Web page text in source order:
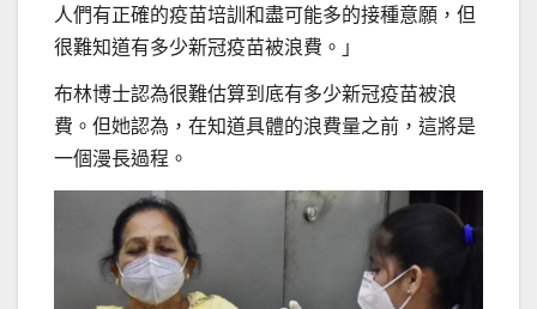
人們有正確的疫苗培訓和盡可能多的接種意願，但
很難知道有多少新冠疫苗被浪費。」
布林博士認為很難估算到底有多少新冠疫苗被浪
費。但她認為，在知道具體的浪費量之前，這將是
一個漫長過程。